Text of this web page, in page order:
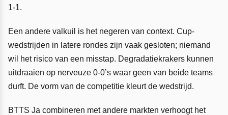
1-1.
Een andere valkuil is het negeren van context. Cup-
wedstrijden in latere rondes zijn vaak gesloten; niemand
wil het risico van een misstap. Degradatiekrakers kunnen
uitdraaien op nerveuze 0-0’s waar geen van beide teams
durft. De vorm van de competitie kleurt de wedstrijd.
BTTS Ja combineren met andere markten verhoogt het